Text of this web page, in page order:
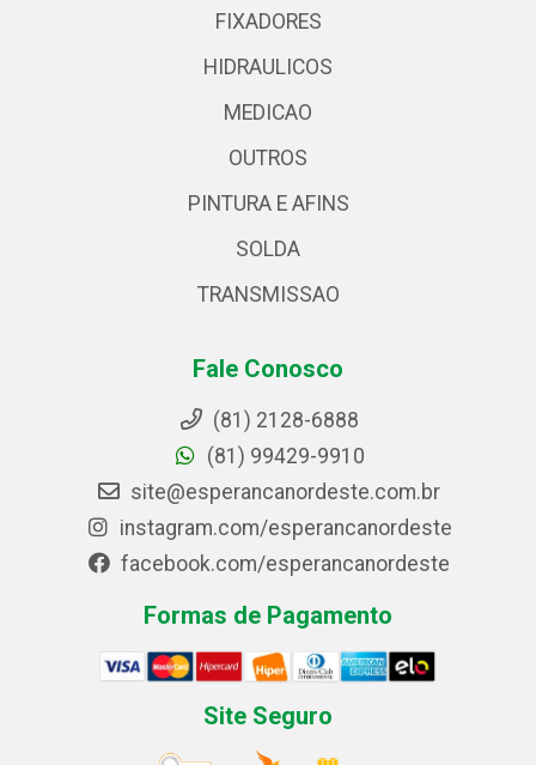
FIXADORES
HIDRAULICOS
MEDICAO
OUTROS
PINTURA E AFINS
SOLDA
TRANSMISSAO
Fale Conosco
(81) 2128-6888
(81) 99429-9910
site@esperancanordeste.com.br
instagram.com/esperancanordeste
facebook.com/esperancanordeste
Formas de Pagamento
Site Seguro